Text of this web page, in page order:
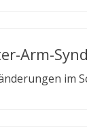
Arm-
im